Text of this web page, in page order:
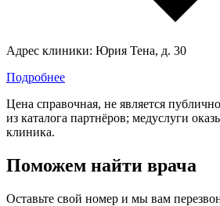
Адрес клиники: Юрия Тена, д. 30
Подробнее
Цена справочная, не является
из каталога партнёров; медуслуги
клиника.
Поможем найти врача
Оставьте свой номер и мы вам